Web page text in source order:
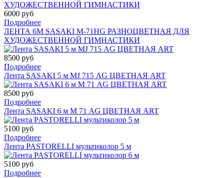
6000 руб
Подробнее
ЛЕНТА 6М SASAKI M-71HG РАЗНОЦВЕТНАЯ ДЛЯ
ХУДОЖЕСТВЕННОЙ ГИМНАСТИКИ
8500 руб
Подробнее
Лента SASAKI 5 м MJ 715 АG ЦВЕТНАЯ ART
8500 руб
Подробнее
Лента SASAKI 6 м M 71 АG ЦВЕТНАЯ ART
5100 руб
Подробнее
Лента PASTORELLI мультиколор 5 м
5100 руб
Подробнее